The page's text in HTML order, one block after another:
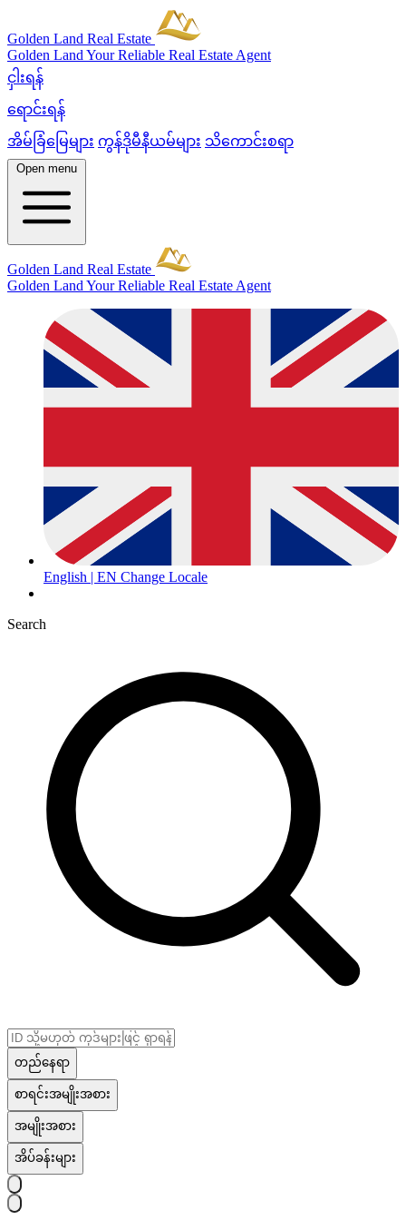
Golden Land Real Estate
Golden Land Your Reliable Real Estate Agent
ငှါးရန်
ရောင်းရန်
အိမ်ခြံမြေများ ကွန်ဒိုမီနီယမ်များ သိကောင်းစရာ
Open menu
Golden Land Real Estate
Golden Land Your Reliable Real Estate Agent
English | EN Change Locale
Search
တည်နေရာ
စာရင်းအမျိုးအစား
အမျိုးအစား
အိပ်ခန်းများ